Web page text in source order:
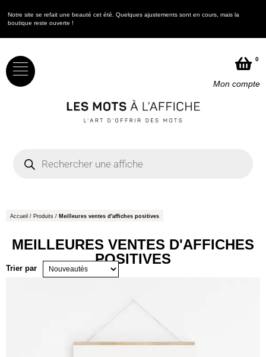
Notre site se refait une beauté cet été. Quelques ajustements sont en cours, mais la
boutique reste ouverte !
0
Mon compte
Accueil / Produits / Meilleures ventes d'affiches positives
MEILLEURES VENTES D'AFFICHES
POSITIVES
Trier par